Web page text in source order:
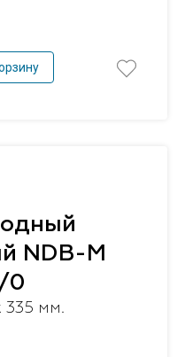
NDB-M
0
335 мм.